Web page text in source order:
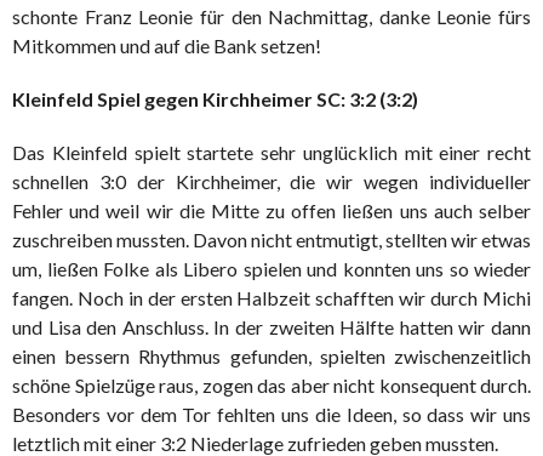
schonte Franz Leonie für den Nachmittag, danke Leonie fürs
Mitkommen und auf die Bank setzen!
Kleinfeld Spiel gegen Kirchheimer SC: 3:2 (3:2)
Das Kleinfeld spielt startete sehr unglücklich mit einer recht
schnellen 3:0 der Kirchheimer, die wir wegen individueller
Fehler und weil wir die Mitte zu offen ließen uns auch selber
zuschreiben mussten. Davon nicht entmutigt, stellten wir etwas
um, ließen Folke als Libero spielen und konnten uns so wieder
fangen. Noch in der ersten Halbzeit schafften wir durch Michi
und Lisa den Anschluss. In der zweiten Hälfte hatten wir dann
einen bessern Rhythmus gefunden, spielten zwischenzeitlich
schöne Spielzüge raus, zogen das aber nicht konsequent durch.
Besonders vor dem Tor fehlten uns die Ideen, so dass wir uns
letztlich mit einer 3:2 Niederlage zufrieden geben mussten.